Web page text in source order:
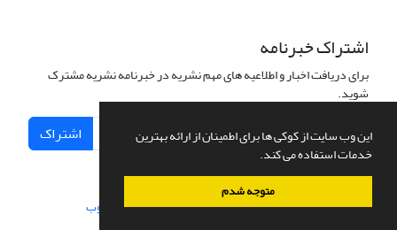
این وب سایت از کوکی ها برای اطمینان از ارائه بهترین
خدمات استفاده می کند.
متوجه شدم
اشتراک خبرنامه
برای دریافت اخبار و اطلاعیه های مهم نشریه در خبرنامه نشریه مشترک
شوید.
اشتراک
سامانه مدیریت نشریات علمی.طراحی و پیاده سازی از سیناوب